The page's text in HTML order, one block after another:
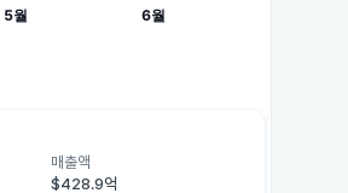
매출액
$428.9억